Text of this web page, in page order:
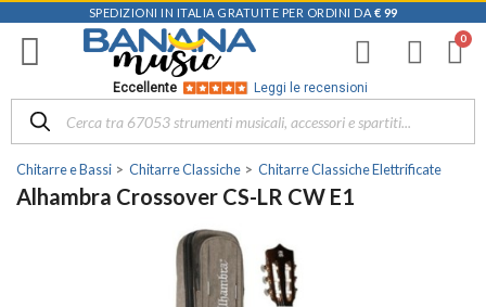
SPEDIZIONI IN ITALIA GRATUITE PER ORDINI DA € 99
Eccellente Leggi le recensioni
Chitarre e Bassi Chitarre Classiche Chitarre Classiche Elettrificate
Alhambra Crossover CS-LR CW E1